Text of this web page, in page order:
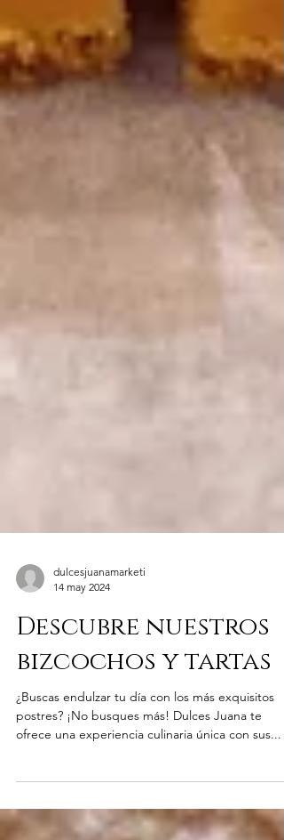
dulcesjuanamarketi
14 may 2024
Descubre nuestros
bizcochos y tartas
¿Buscas endulzar tu día con los más exquisitos
ofrece una experiencia culinaria única con sus...